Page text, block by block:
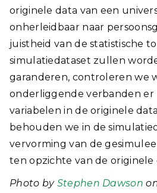
originele data van een
onherleidbaar naar
juistheid van de statistische
simulatiedataset zullen
garanderen, controleren we
onderliggende verbanden er
variabelen in de originele
behouden we in de
vervorming van de
ten opzichte van de originele
Photo by Stephen Dawson